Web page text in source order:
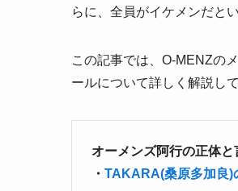
らに、全員がイケメンだと
この記事では、O-MENZの
ールについて詳しく解説し
オーメンズ阿行の正体
・ TAKARA(桑原多加良)